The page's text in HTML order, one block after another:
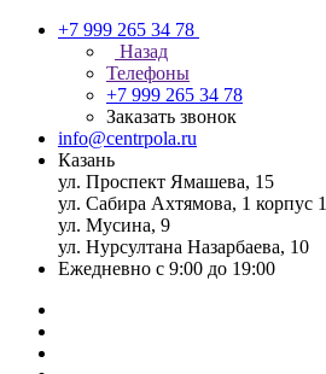
+7 999 265 34 78
Назад
Телефоны
+7 999 265 34 78
Заказать звонок
info@centrpola.ru
Казань
ул. Проспект Ямашева, 15
ул. Сабира Ахтямова, 1 корпус 1
ул. Мусина, 9
ул. Нурсултана Назарбаева, 10
Ежедневно с 9:00 до 19:00